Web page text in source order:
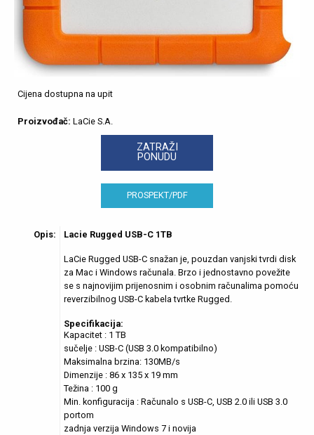
Cijena dostupna na upit
Proizvođač: LaCie S.A.
ZATRAŽI
PONUDU
PROSPEKT/PDF
Opis: Lacie Rugged USB-C 1TB
LaCie Rugged USB-C snažan je, pouzdan vanjski tvrdi disk
za Mac i Windows računala. Brzo i jednostavno povežite
se s najnovijim prijenosnim i osobnim računalima pomoću
reverzibilnog USB-C kabela tvrtke Rugged.
Specifikacija:
Kapacitet : 1 TB
sučelje : USB-C (USB 3.0 kompatibilno)
Maksimalna brzina: 130MB/s
Dimenzije : 86 x 135 x 19 mm
Težina : 100 g
Min. konfiguracija : Računalo s USB-C, USB 2.0 ili USB 3.0
portom
zadnja verzija Windows 7 i novija